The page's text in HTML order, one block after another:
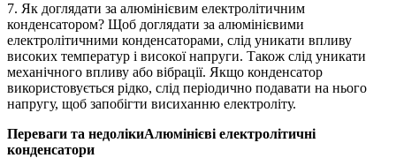
7. Як доглядати за алюмінієвим електролітичним
конденсатором? Щоб доглядати за алюмінієвими
електролітичними конденсаторами, слід уникати впливу
високих температур і високої напруги. Також слід уникати
механічного впливу або вібрації. Якщо конденсатор
використовується рідко, слід періодично подавати на нього
напругу, щоб запобігти висиханню електроліту.
Переваги та недолікиАлюмінієві електролітичні
конденсатори